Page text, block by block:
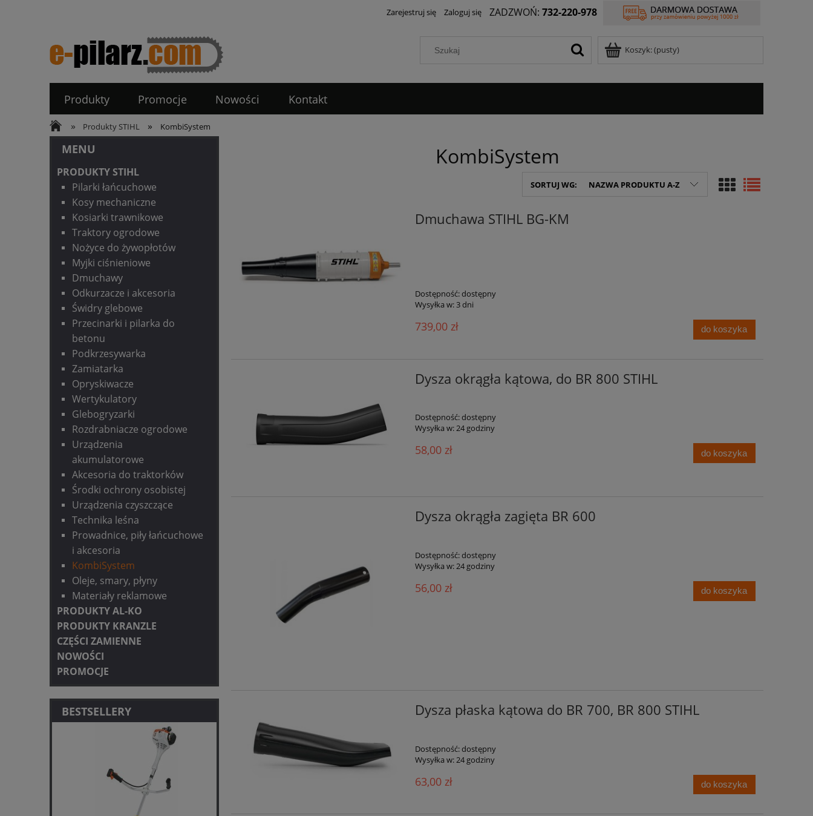
Zarejestruj się Zaloguj się ZADZWOŃ: 732-220-978
Koszyk:(pusty)
Produkty Promocje Nowości Kontakt
» Produkty STIHL » KombiSystem
MENU
PRODUKTY STIHL
Pilarki łańcuchowe
Kosy mechaniczne
Kosiarki trawnikowe
Traktory ogrodowe
Nożyce do żywopłotów
Myjki ciśnieniowe
Dmuchawy
Odkurzacze i akcesoria
Świdry glebowe
Przecinarki i pilarka do
betonu
Podkrzesywarka
Zamiatarka
Opryskiwacze
Wertykulatory
Glebogryzarki
Rozdrabniacze ogrodowe
Urządzenia
akumulatorowe
Akcesoria do traktorków
Środki ochrony osobistej
Urządzenia czyszczące
Technika leśna
Prowadnice, piły łańcuchowe
i akcesoria
KombiSystem
Oleje, smary, płyny
Materiały reklamowe
PRODUKTY AL-KO
PRODUKTY KRANZLE
CZĘŚCI ZAMIENNE
NOWOŚCI
PROMOCJE
BESTSELLERY
KombiSystem
SORTUJ WG: NAZWA PRODUKTU A-Z
Dmuchawa STIHL BG-KM
Dostępność:dostępny
Wysyłka w:3 dni
739,00 zł do koszyka
Dysza okrągła kątowa, do BR 800 STIHL
Dostępność:dostępny
Wysyłka w:24 godziny
58,00 zł do koszyka
Dysza okrągła zagięta BR 600
Dostępność:dostępny
Wysyłka w:24 godziny
56,00 zł do koszyka
Dysza płaska kątowa do BR 700, BR 800 STIHL
Dostępność:dostępny
Wysyłka w:24 godziny
63,00 zł do koszyka